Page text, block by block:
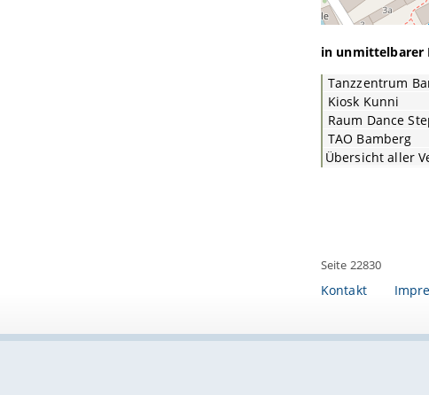
in unmittelbarer
Kiosk Kunni
Raum Dance
TAO Bamberg
Übersicht aller
Seite 22830
Kontakt